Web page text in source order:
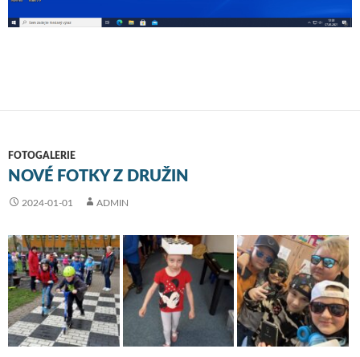
FOTOGALERIE
NOVÉ FOTKY Z DRUŽIN
2024-01-01 ADMIN